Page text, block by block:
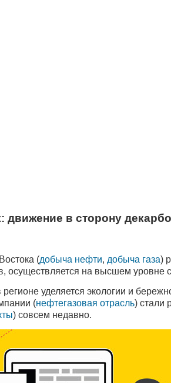
движение в сторону
(добыча нефти, добыча газа)
осуществляется на высшем уровне
уделяется экологии и
(нефтегазовая отрасль) стали
) совсем недавно.